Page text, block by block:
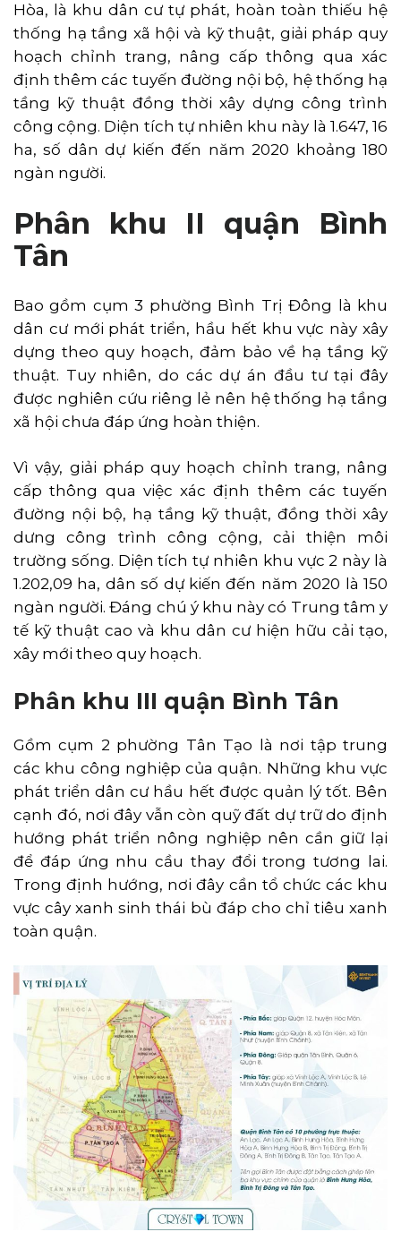
Hòa, là khu dân cư tự phát, hoàn toàn thiếu hệ
thống hạ tầng xã hội và kỹ thuật, giải pháp quy
hoạch chỉnh trang, nâng cấp thông qua xác
định thêm các tuyến đường nội bộ, hệ thống hạ
tầng kỹ thuật đồng thời xây dựng công trình
công cộng. Diện tích tự nhiên khu này là 1.647, 16
ha, số dân dự kiến đến năm 2020 khoảng 180
ngàn người.
Phân khu II quận Bình
Tân
Bao gồm cụm 3 phường Bình Trị Đông là khu
dân cư mới phát triển, hầu hết khu vực này xây
dựng theo quy hoạch, đảm bảo về hạ tầng kỹ
thuật. Tuy nhiên, do các dự án đầu tư tại đây
được nghiên cứu riêng lẻ nên hệ thống hạ tầng
xã hội chưa đáp ứng hoàn thiện.
Vì vậy, giải pháp quy hoạch chỉnh trang, nâng
cấp thông qua việc xác định thêm các tuyến
đường nội bộ, hạ tầng kỹ thuật, đồng thời xây
dưng công trình công cộng, cải thiện môi
trường sống. Diện tích tự nhiên khu vực 2 này là
1.202,09 ha, dân số dự kiến đến năm 2020 là 150
ngàn người. Đáng chú ý khu này có Trung tâm y
tế kỹ thuật cao và khu dân cư hiện hữu cải tạo,
xây mới theo quy hoạch.
Phân khu III quận Bình Tân
Gồm cụm 2 phường Tân Tạo là nơi tập trung
các khu công nghiệp của quận. Những khu vực
phát triển dân cư hầu hết được quản lý tốt. Bên
cạnh đó, nơi đây vẫn còn quỹ đất dự trữ do định
hướng phát triển nông nghiệp nên cần giữ lại
để đáp ứng nhu cầu thay đổi trong tương lai.
Trong định hướng, nơi đây cần tổ chức các khu
vực cây xanh sinh thái bù đáp cho chỉ tiêu xanh
toàn quận.